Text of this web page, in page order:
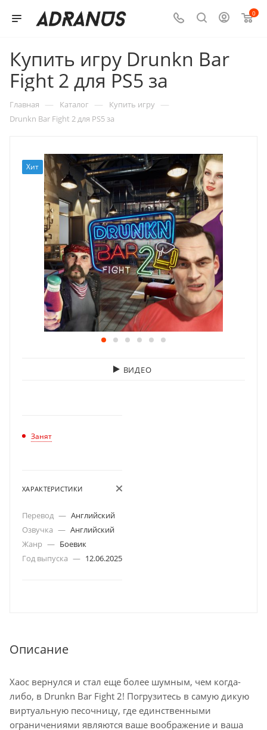
0
Купить игру Drunkn Bar
Fight 2 для PS5 за
Главная — Каталог — Купить игру —
Drunkn Bar Fight 2 для PS5 за
Хит
ВИДЕО
Занят
ХАРАКТЕРИСТИКИ
Перевод — Английский
Озвучка — Английский
Жанр — Боевик
Год выпуска — 12.06.2025
Описание
Хаос вернулся и стал еще более шумным, чем когда-
либо, в Drunkn Bar Fight 2! Погрузитесь в самую дикую
виртуальную песочницу, где единственными
ограничениями являются ваше воображение и ваша